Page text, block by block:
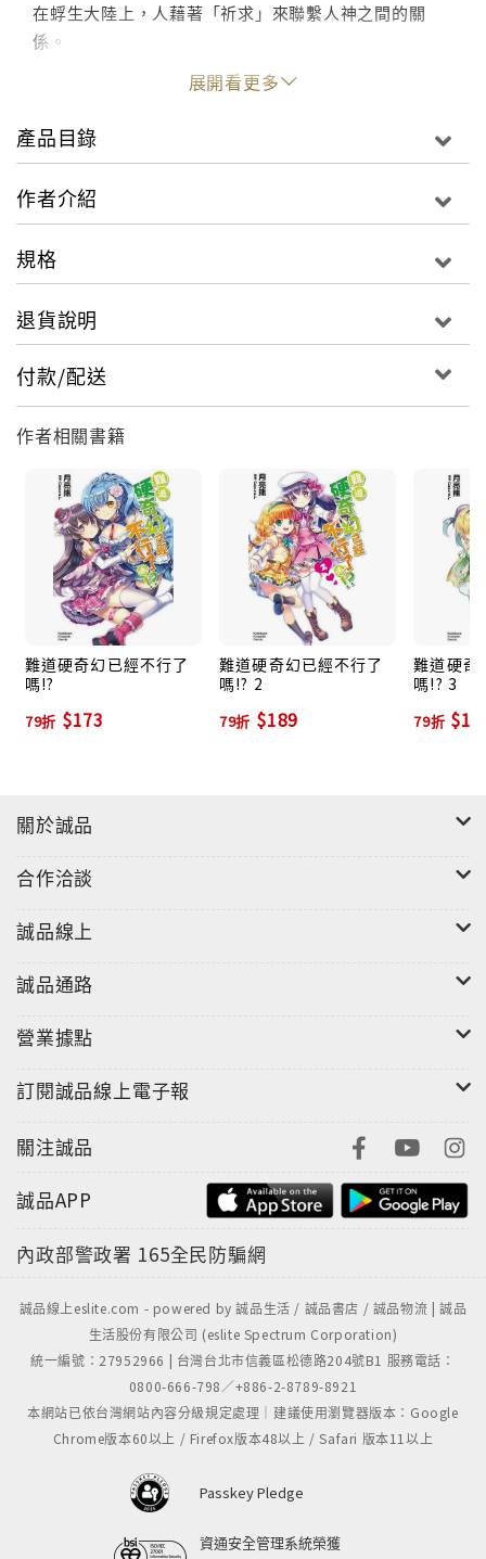
在蜉生大陸上，人藉著「祈求」來聯繫人神之間的關
係。
為了讓族人生活下去，各部族向神祈求，締結了各式各
諸如一生只會有一個孩子的氐族，一半的族人會變成人
魚的巴海族，以及死後會變成果樹的芽族等等。
來到了芽族，並與族中一對姊妹產生了異樣的情誼。
的各自祈求、三個交錯的願望，讓他們的生活發生了翻
展開看更多
產品目錄
作者介紹
規格
退貨說明
付款/配送
作者相關書籍
難道硬奇幻已經不行了
嗎!?
79折 $173
難道硬奇幻已經不行了
嗎!? 2
79折 $189
難道硬奇
嗎!? 3
79折
關於誠品
合作洽談
誠品線上
誠品通路
營業據點
訂閱誠品線上電子報
關注誠品
誠品APP
內政部警政署 165全民防騙網
誠品線上eslite.com - powered by 誠品生活 / 誠品書店 / 誠品物流 | 誠品
生活股份有限公司 (eslite Spectrum Corporation)
統一編號：27952966 | 台灣台北市信義區松德路204號B1 服務電話：
0800-666-798／+886-2-8789-8921
本網站已依台灣網站內容分級規定處理｜建議使用瀏覽器版本：Google
Chrome版本60以上 / Firefox版本48以上 / Safari 版本11以上
Passkey Pledge
資通安全管理系統榮獲